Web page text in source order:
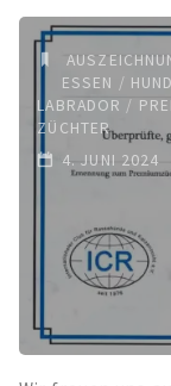
ESSEN / HUND
LABRADOR /
ZÜCHTER
4. JUNI 2024